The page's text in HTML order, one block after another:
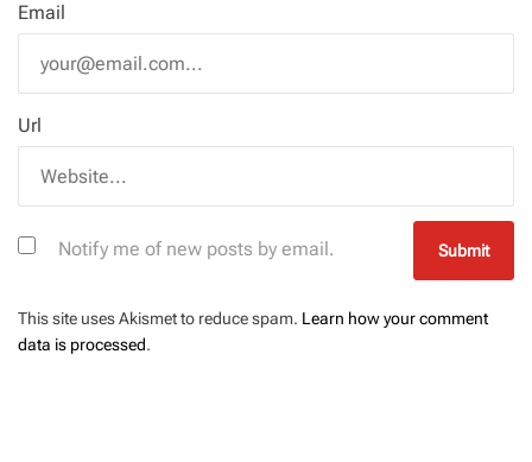
Email
Url
Notify me of new posts by email.
This site uses Akismet to reduce spam. Learn how your comment
data is processed.